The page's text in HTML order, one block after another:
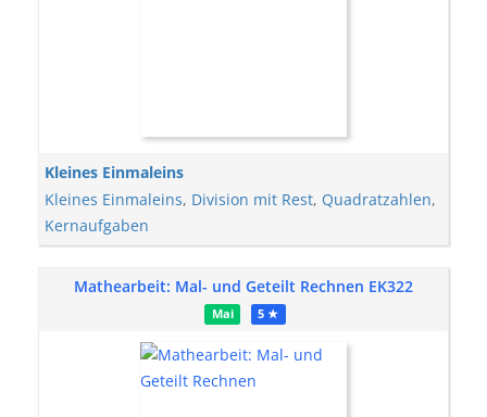
Kleines Einmaleins
Kleines Einmaleins, Division mit Rest, Quadratzahlen,
Kernaufgaben
Mathearbeit: Mal- und Geteilt Rechnen EK322
Mai 5 ★